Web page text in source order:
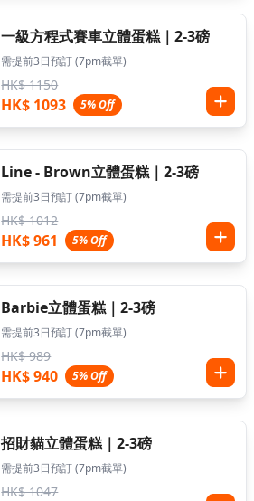
一級方程式賽車立體蛋糕｜2-3磅
需提前3日預訂 (7pm截單)
HK$ 1150
HK$ 1093 5% Off
Line - Brown立體蛋糕｜2-3磅
需提前3日預訂 (7pm截單)
HK$ 1012
HK$ 961 5% Off
Barbie立體蛋糕｜2-3磅
需提前3日預訂 (7pm截單)
HK$ 989
HK$ 940 5% Off
招財貓立體蛋糕｜2-3磅
需提前3日預訂 (7pm截單)
HK$ 1047